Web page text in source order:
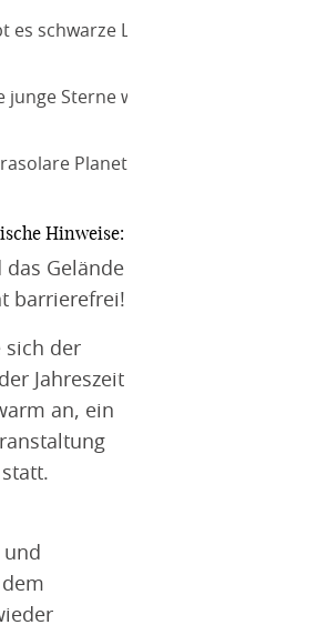
es schwarze Löcher?
junge Sterne wachsen –
Planeten - die
Hinweise:
das Gelände
barrierefrei!
sich der
Jahreszeit
an, ein
und